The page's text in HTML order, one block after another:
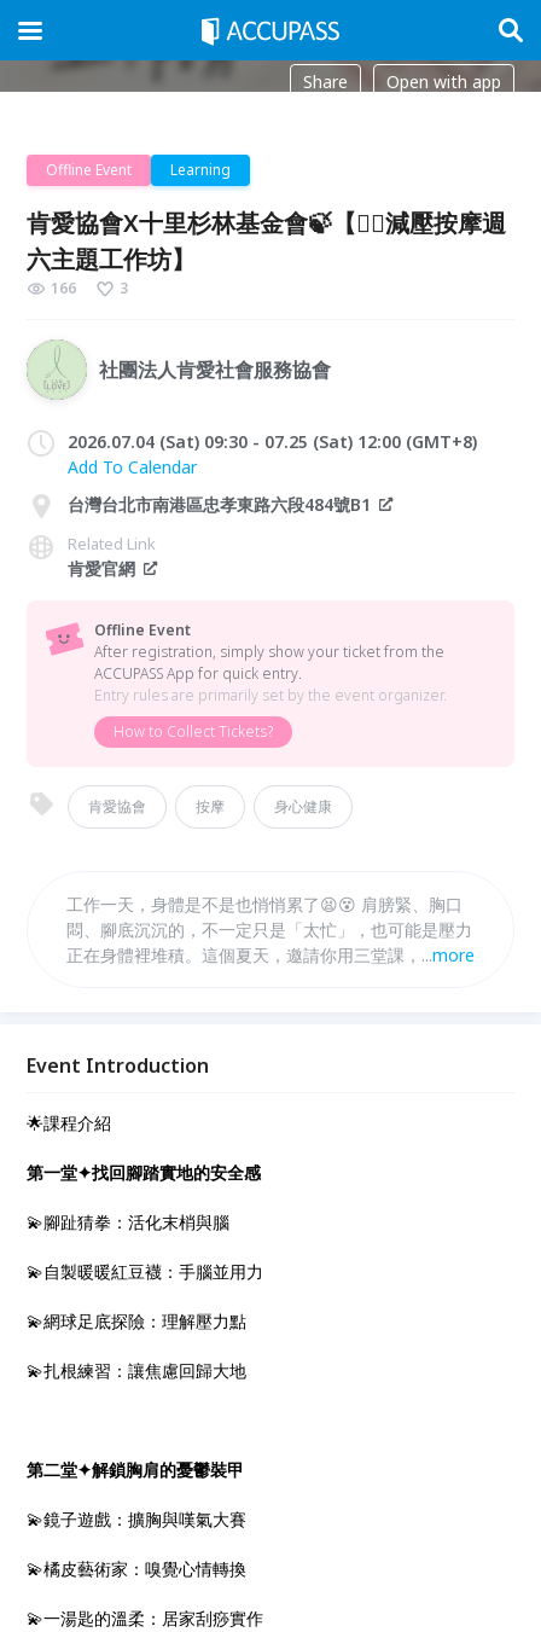
Share Open with app
Offline Event Learning
肯愛協會X十里杉林基金會🍃【💆‍♀️減壓按摩週
六主題工作坊】
166 3
社團法人肯愛社會服務協會
2026.07.04 (Sat) 09:30 - 07.25 (Sat) 12:00 (GMT+8)
Add To Calendar
台灣台北市南港區忠孝東路六段484號B1
Related Link
肯愛官網
Offline Event
After registration, simply show your ticket from the
ACCUPASS App for quick entry.
Entry rules are primarily set by the event organizer.
How to Collect Tickets?
肯愛協會 按摩 身心健康
工作一天，身體是不是也悄悄累了😫😵 肩膀緊、胸口
悶、腳底沉沉的，不一定只是「太忙」，也可能是壓力
正在身體裡堆積。這個夏天，邀請你用三堂課，從腳底
...more
Event Introduction
🌟課程介紹
第一堂✦找回腳踏實地的安全感
💫腳趾猜拳：活化末梢與腦
💫自製暖暖紅豆襪：手腦並用力
💫網球足底探險：理解壓力點
💫扎根練習：讓焦慮回歸大地
第二堂✦解鎖胸肩的憂鬱裝甲
💫鏡子遊戲：擴胸與嘆氣大賽
💫橘皮藝術家：嗅覺心情轉換
💫一湯匙的溫柔：居家刮痧實作